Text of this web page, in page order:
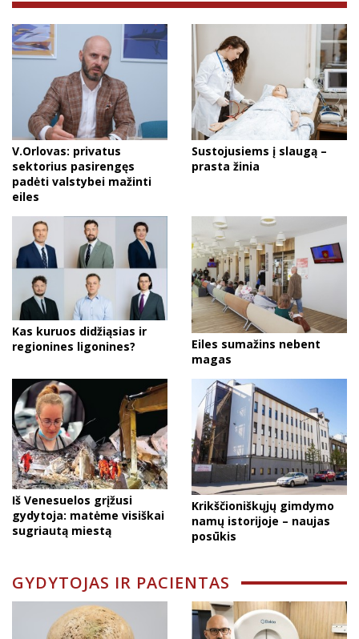
V.Orlovas: privatus
sektorius pasirengęs
padėti valstybei mažinti
eiles
Sustojusiems į slaugą –
prasta žinia
Kas kuruos didžiąsias ir
regionines ligonines?
Eiles sumažins nebent
magas
Iš Venesuelos grįžusi
gydytoja: matėme visiškai
sugriautą miestą
Krikščioniškųjų gimdymo
namų istorijoje – naujas
posūkis
GYDYTOJAS IR PACIENTAS